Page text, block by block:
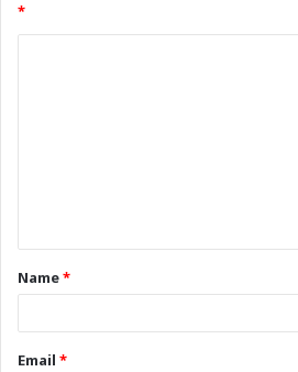
*
Name*
Email *